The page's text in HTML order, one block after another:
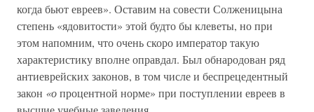
когда бьют евреев». Оставим на совести Солженицына
степень «ядовитости» этой будто бы клеветы, но при
этом напомним, что очень скоро император такую
характеристику вполне оправдал. Был обнародован ряд
антиеврейских законов, в том числе и беспрецедентный
закон «опроцентной норме» при поступлении евреев в